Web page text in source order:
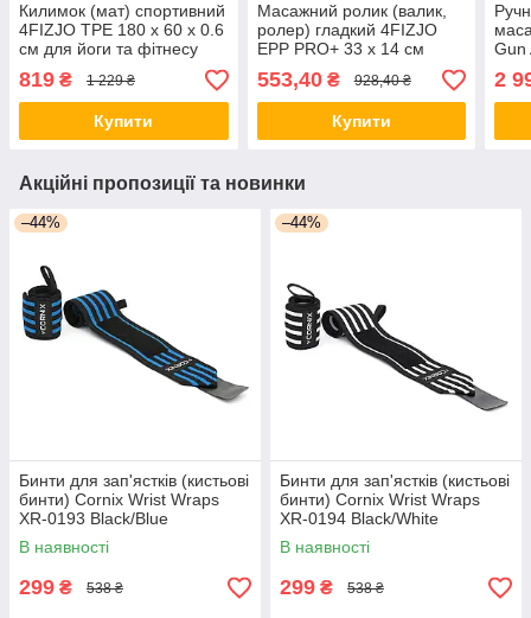
Килимок (мат) спортивний
4FIZJO TPE 180 x 60 x 0.6
см для йоги та фітнесу
4FJ0376 Grey/Black
819 ₴ 1 229 ₴
Купити
Масажний ролик (валик,
ролер) гладкий 4FIZJO
EPP PRO+ 33 x 14 см
4FJ1424 Black/Green
orig118
553,40₴ 928,40 ₴
Купити
Gun
2
Акційні пропозиції та новинки
–44%
Бинти для зап'ястків (кистьові
бинти) Cornix Wrist Wraps
XR-0193 Black/Blue
В наявності
299 ₴ 538 ₴
–44%
Бинти для зап'ястків (кистьові
бинти) Cornix Wrist Wraps
XR-0194 Black/White
В наявності
299 ₴ 538 ₴